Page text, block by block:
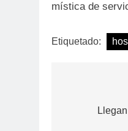
mística de
Etiquetado: